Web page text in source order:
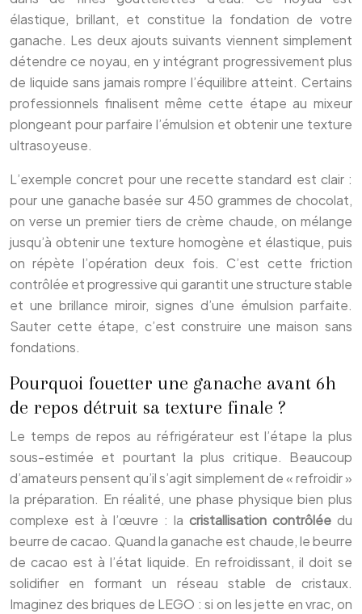
élastique, brillant, et constitue la fondation de votre
ganache. Les deux ajouts suivants viennent simplement
détendre ce noyau, en y intégrant progressivement plus
de liquide sans jamais rompre l’équilibre atteint. Certains
professionnels finalisent même cette étape au mixeur
plongeant pour parfaire l’émulsion et obtenir une texture
ultrasoyeuse.
L’exemple concret pour une recette standard est clair :
pour une ganache basée sur 450 grammes de chocolat,
on verse un premier tiers de crème chaude, on mélange
jusqu’à obtenir une texture homogène et élastique, puis
on répète l’opération deux fois. C’est cette friction
contrôlée et progressive qui garantit une structure stable
et une brillance miroir, signes d’une émulsion parfaite.
Sauter cette étape, c’est construire une maison sans
fondations.
Pourquoi fouetter une ganache avant 6h
de repos détruit sa texture finale ?
Le temps de repos au réfrigérateur est l’étape la plus
sous-estimée et pourtant la plus critique. Beaucoup
d’amateurs pensent qu’il s’agit simplement de « refroidir »
la préparation. En réalité, une phase physique bien plus
complexe est à l’œuvre : la cristallisation contrôlée du
beurre de cacao. Quand la ganache est chaude, le beurre
de cacao est à l’état liquide. En refroidissant, il doit se
solidifier en formant un réseau stable de cristaux.
Imaginez des briques de LEGO : si on les jette en vrac, on